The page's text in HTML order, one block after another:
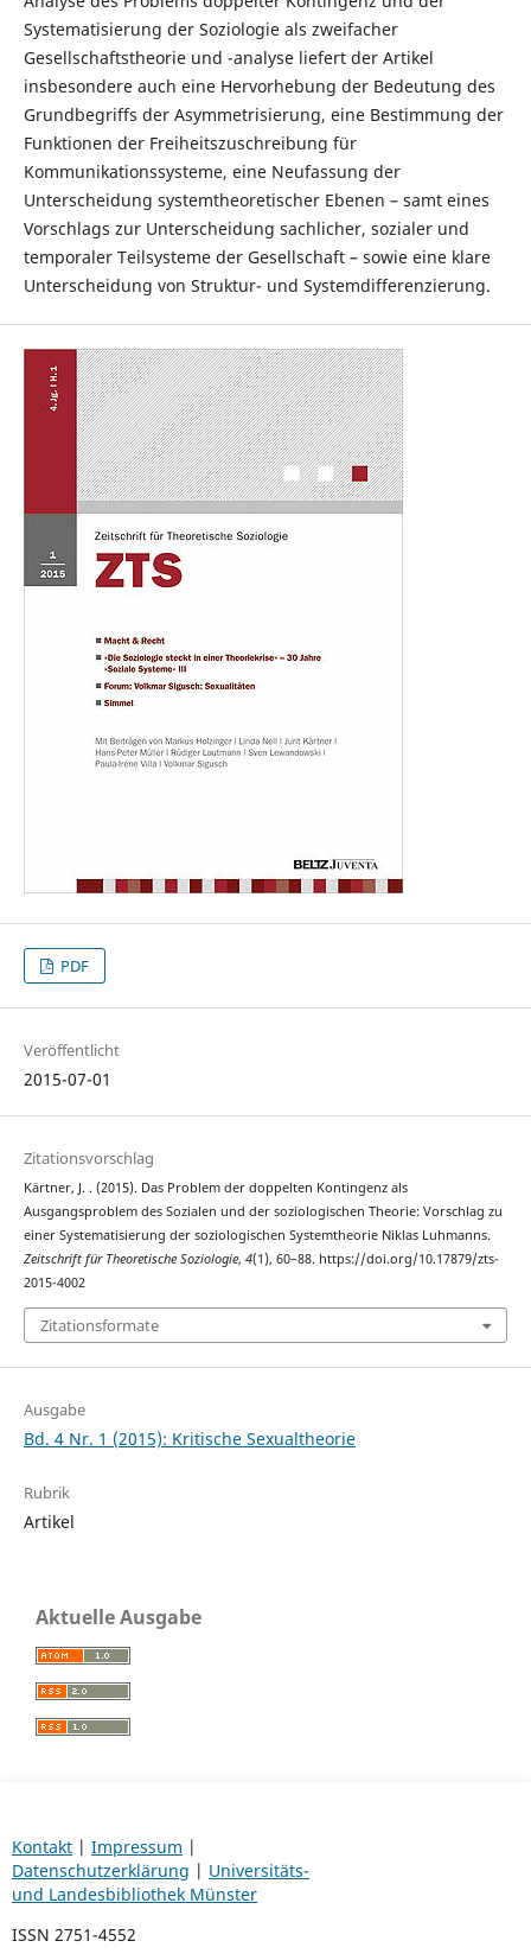
Systematisierung der Soziologie als zweifacher
Gesellschaftstheorie und -analyse liefert der Artikel
insbesondere auch eine Hervorhebung der Bedeutung des
Grundbegriffs der Asymmetrisierung, eine Bestimmung der
Funktionen der Freiheitszuschreibung für
Kommunikationssysteme, eine Neufassung der
Unterscheidung systemtheoretischer Ebenen – samt eines
Vorschlags zur Unterscheidung sachlicher, sozialer und
temporaler Teilsysteme der Gesellschaft – sowie eine klare
Unterscheidung von Struktur- und Systemdifferenzierung.
PDF
Veröffentlicht
2015-07-01
Zitationsvorschlag
Kärtner, J. . (2015). Das Problem der doppelten Kontingenz als
Ausgangsproblem des Sozialen und der soziologischen Theorie: Vorschlag zu
einer Systematisierung der soziologischen Systemtheorie Niklas Luhmanns.
Zeitschrift für Theoretische Soziologie, 4(1), 60–88. https://doi.org/10.17879/zts-
2015-4002
Zitationsformate
Ausgabe
Bd. 4 Nr. 1 (2015): Kritische Sexualtheorie
Rubrik
Artikel
Aktuelle Ausgabe
Kontakt| Impressum |
Datenschutzerklärung | Universitäts-
und Landesbibliothek Münster
ISSN 2751-4552